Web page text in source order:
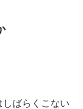
ばらくこない